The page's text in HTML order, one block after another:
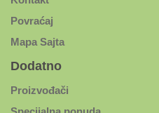
Povraćaj
Mapa Sajta
Dodatno
Proizvođači